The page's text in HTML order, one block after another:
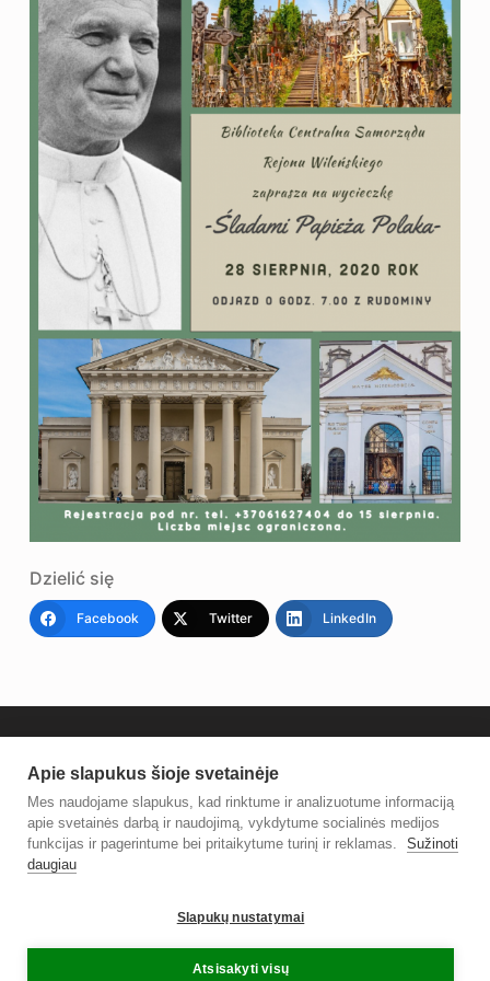
Dzielić się
Facebook Twitter LinkedIn
© 2021 Vilniaus rajono savivaldybės Centrinė biblioteka.
Apie slapukus šioje svetainėje
Mes naudojame slapukus, kad rinktume ir analizuotume informaciją
apie svetainės darbą ir naudojimą, vykdytume socialinės medijos
funkcijas ir pagerintume bei pritaikytume turinį ir reklamas.
Sužinoti
daugiau
Slapukų nustatymai
Atsisakyti visų